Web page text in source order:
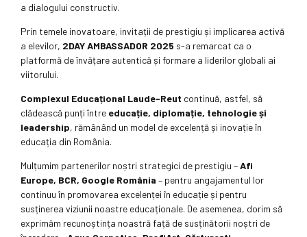
a dialogului constructiv.
Prin temele inovatoare, invitații de prestigiu și implicarea activă
a elevilor, 2DAY AMBASSADOR 2025 s-a remarcat ca o
platformă de învățare autentică și formare a liderilor globali ai
viitorului.
Complexul Educațional Laude-Reut continuă, astfel, să
clădească punți între educație, diplomație, tehnologie și
leadership, rămânând un model de excelență și inovație în
educația din România.
Mulțumim partenerilor noștri strategici de prestigiu –Afi
Europe, BCR, Google România – pentru angajamentul lor
continuu în promovarea excelenței în educație și pentru
susținerea viziunii noastre educaționale. De asemenea, dorim să
exprimăm recunoștința noastră față de susținătorii noștri de